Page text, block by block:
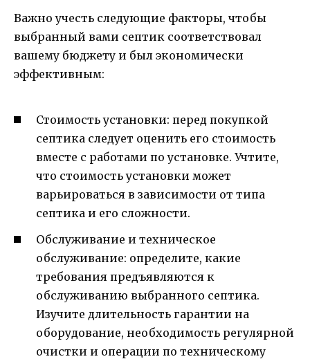
Важно учесть следующие факторы, чтобы
выбранный вами септик соответствовал
вашему бюджету и был экономически
эффективным:
Стоимость установки: перед покупкой
септика следует оценить его стоимость
вместе с работами по установке. Учтите,
что стоимость установки может
варьироваться в зависимости от типа
септика и его сложности.
Обслуживание и техническое
обслуживание: определите, какие
требования предъявляются к
обслуживанию выбранного септика.
Изучите длительность гарантии на
оборудование, необходимость регулярной
очистки и операции по техническому